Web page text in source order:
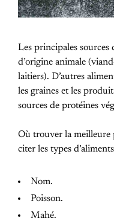
Les principales sources
d’origine animale
laitiers). D’autres
les graines et les
sources de protéines
Où trouver la meilleure
citer les types
Nom.
Poisson.
Mahé.